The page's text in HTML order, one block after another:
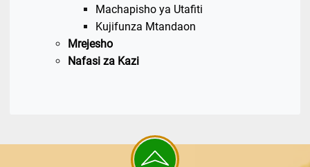
Machapisho ya Utafiti
Kujifunza Mtandaon
Mrejesho
Nafasi za Kazi